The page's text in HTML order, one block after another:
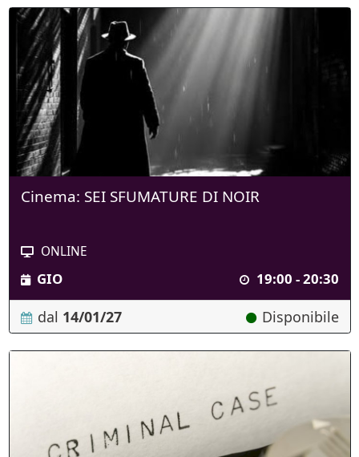
Cinema: SEI SFUMATURE DI NOIR
ONLINE
GIO 19:00 - 20:30
dal 14/01/27 Disponibile